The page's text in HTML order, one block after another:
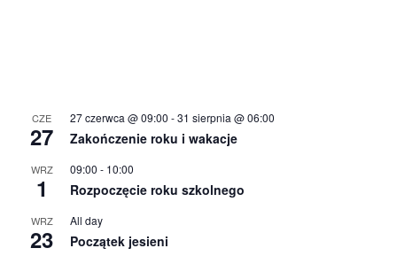
CZE
27
27 czerwca @ 09:00 -31 sierpnia @ 06:00
Zakończenie roku i wakacje
WRZ
1
09:00 - 10:00
Rozpoczęcie roku szkolnego
WRZ
23
All day
Początek jesieni